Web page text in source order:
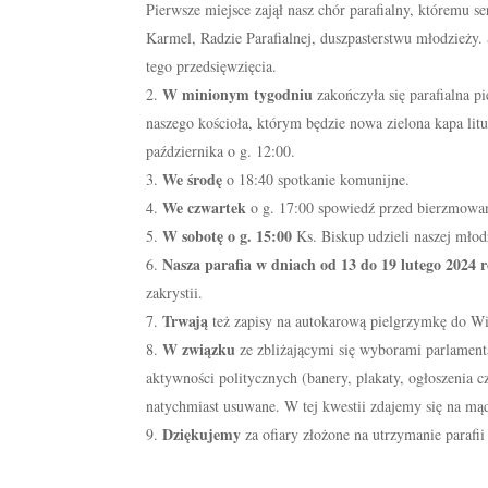
Pierwsze miejsce zajął nasz chór parafialny, któremu
Karmel, Radzie Parafialnej, duszpasterstwu
tego przedsięwzięcia.
W minionym tygodniuzakończyła się parafialna
naszego kościoła, którym będzie nowa zielona kapa
października o g. 12:00.
We środęo 18:40 spotkanie komunijne.
We czwarteko g. 17:00 spowiedź przed
W sobotę o g. 15:00Ks. Biskup udzieli naszej
Nasza parafia w dniach od 13 do 19 lutego 2024
zakrystii.
Trwająteż zapisy na autokarową pielgrzymkę do
W związkuze zbliżającymi się wyborami
aktywności politycznych (banery, plakaty, ogłoszenia
natychmiast usuwane. W tej kwestii zdajemy się na
Dziękujemyza ofiary złożone na utrzymanie